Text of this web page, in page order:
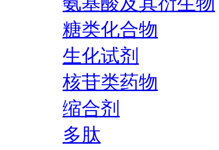
糖类化合物
生化试剂
核苷类药物
缩合剂
多肽